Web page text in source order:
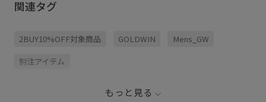
関連タグ
2BUY10%OFF対象商品 GOLDWIN Mens_GW
別注アイテム
もっと見る